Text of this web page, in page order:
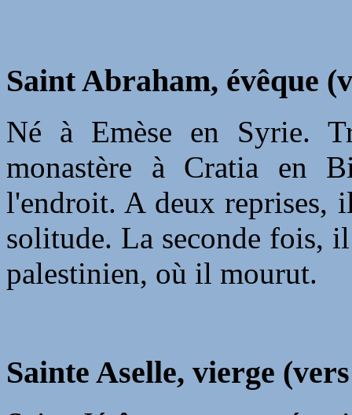
Saint Abraham, évêque
Né à Emèse en Syrie.
monastère à Cratia en
l'endroit. A deux reprises,
solitude. La seconde fois,
palestinien, où il mourut.
Sainte Aselle, vierge